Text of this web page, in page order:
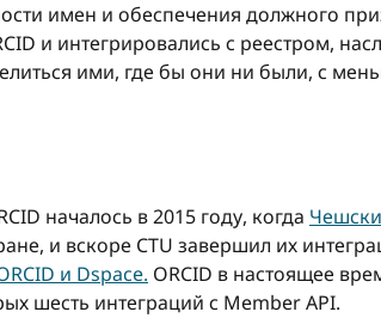
имен и обеспечения должного
и интегрировались с реестром,
ими, где бы они ни были, с
началось в 2015 году, когда
и вскоре CTU завершил их
и Dspace. ORCID в настоящее
шесть интеграций с Member API.